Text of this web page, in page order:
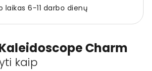
Charm
kaip
laikas 6-11 darbo dienų